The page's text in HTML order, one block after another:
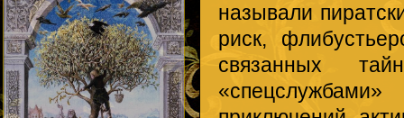
называли
риск,
связанных